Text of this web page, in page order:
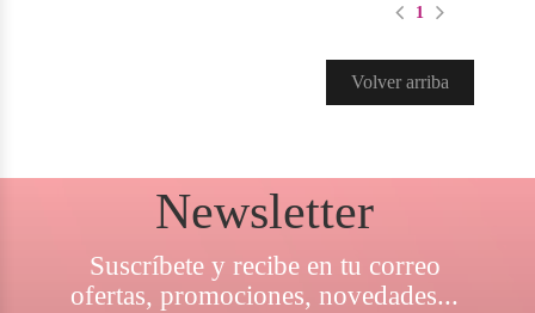
1
Volver arriba
Newsletter
Suscríbete y recibe en tu correo
ofertas, promociones, novedades...